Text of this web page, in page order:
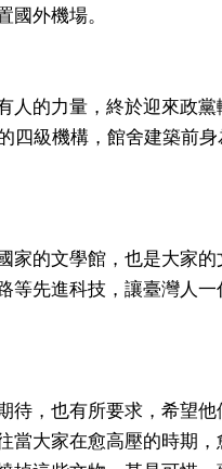
國外機場。
人的力量，終於迎來政黨
四級機構，館舍建築前
家的文學館，也是大家
等先進科技，讓臺灣人一
待，也有所要求，希望他
當大家在愈高壓的時期，